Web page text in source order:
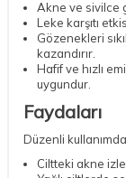
Akne ve sivilce
Leke karşıtı
Gözenekleri
kazandırır.
Hafif ve hızlı
uygundur.
Faydaları
Düzenli kullanımda
Ciltteki akne